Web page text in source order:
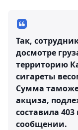
Так,
досмотре
территорию
сигареты
Сумма
акциза,
составила
сообщении.